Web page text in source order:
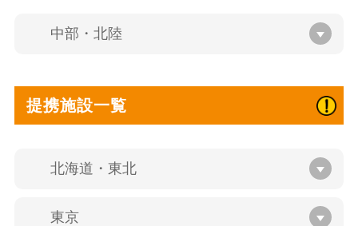
中部・北陸
提携施設一覧
北海道・東北
東京